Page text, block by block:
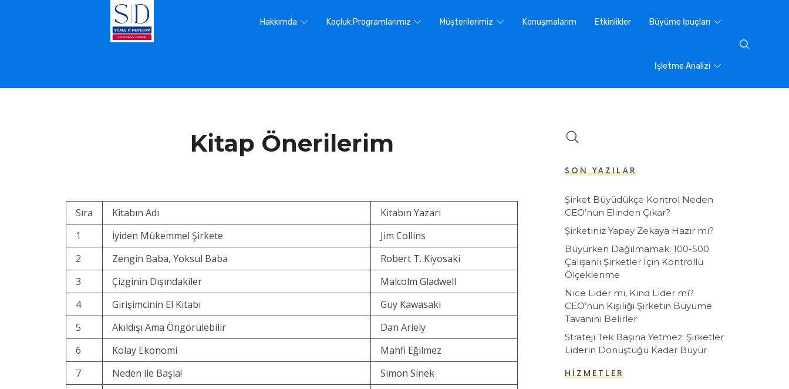
Hakkımda Koçluk Programlarımız Müşterilerimiz Konuşmalarım Etkinlikler Büyüme İpuçları
İşletme Analizi
Kitap Önerilerim
Sıra Kitabın Adı
Kitabın Yazarı
1
İyiden Mükemmel Şirkete
Jim Collins
2
Zengin Baba, Yoksul Baba
Robert T. Kiyosaki
3
Çizginin Dışındakiler
Malcolm Gladwell
4
Girişimcinin El Kitabı
Guy Kawasaki
5
Akıldışı Ama Öngörülebilir
Dan Ariely
6
Kolay Ekonomi
Mahfi Eğilmez
7
Neden ile Başla!
Simon Sinek
SON YAZILAR
Şirket Büyüdükçe Kontrol Neden
CEO’nun Elinden Çıkar?
Şirketiniz Yapay Zekaya Hazır mı?
Büyürken Dağılmamak: 100-500
Çalışanlı Şirketler İçin Kontrollü
Ölçeklenme
Nice Lider mi, Kind Lider mi?
CEO’nun Kişiliği Şirketin Büyüme
Tavanını Belirler
Strateji Tek Başına Yetmez: Şirketler
Liderin Dönüştüğü Kadar Büyür
HIZMETLER